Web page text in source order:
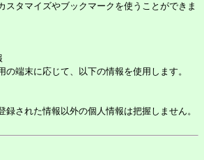
タマイズやブックマークを使うことができま
端末に応じて、以下の情報を使用します。
された情報以外の個人情報は把握しません。